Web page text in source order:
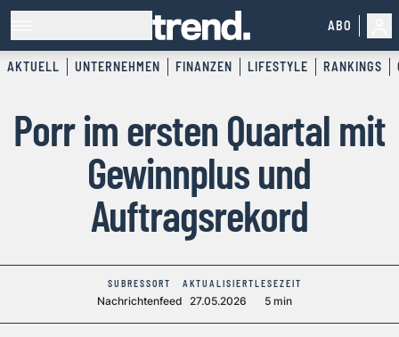
ABO
AKTUELL UNTERNEHMEN FINANZEN LIFESTYLE RANKINGS
Porr im ersten Quartal mit
Gewinnplus und
Auftragsrekord
SUBRESSORT
Nachrichtenfeed
AKTUALISIERT
27.05.2026
LESEZEIT
5 min